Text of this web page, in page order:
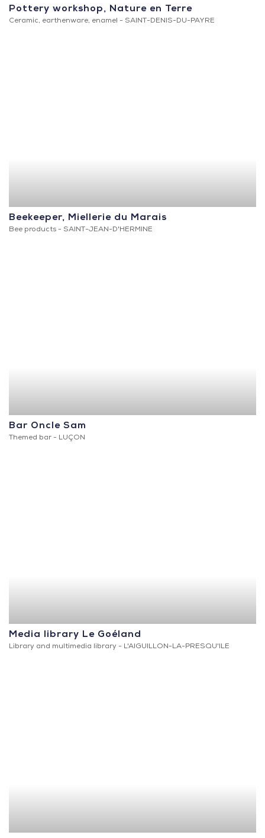
Pottery workshop, Nature en Terre
Ceramic, earthenware, enamel - SAINT-DENIS-DU-PAYRE
Beekeeper, Miellerie du Marais
Bee products - SAINT-JEAN-D'HERMINE
Bar Oncle Sam
Themed bar - LUÇON
Media library Le Goéland
Library and multimedia library - L'AIGUILLON-LA-PRESQU'ILE